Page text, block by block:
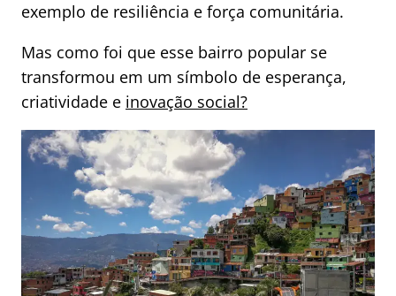
exemplo de resiliência e força comunitária.
Mas como foi que esse bairro popular se
transformou em um símbolo de esperança,
criatividade e inovação social?